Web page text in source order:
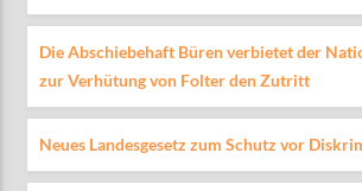
Die Abschiebehaft Büren verbietet der
zur Verhütung von Folter den Zutritt
Neues Landesgesetz zum Schutz vor